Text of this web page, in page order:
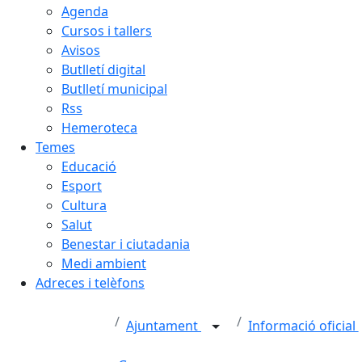
Agenda
Cursos i tallers
Avisos
Butlletí digital
Butlletí municipal
Rss
Hemeroteca
Temes
Educació
Esport
Cultura
Salut
Benestar i ciutadania
Medi ambient
Adreces i telèfons
Ajuntament Informació oficial